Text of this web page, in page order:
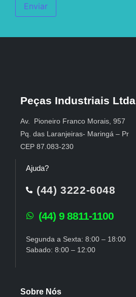
Enviar
Peças Industriais Ltda
Av. Pioneiro Franco Morais, 957
Pq. das Laranjeiras- Maringá – Pr
CEP 87.083-230
Ajuda?
(44) 3222-6048
(44) 9 8811-1100
Segunda a Sexta: 8:00 – 18:00
Sabado: 8:00 – 12:00
Sobre Nós